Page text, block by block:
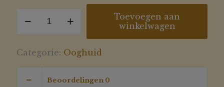
mask
hyaluronzuur
Toevoegen aan
winkelwagen
Categorie: Ooghuid
Beoordelingen 0